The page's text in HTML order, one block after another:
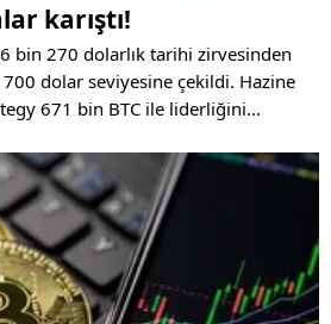
karıştı!
bin 270 dolarlık tarihi zirvesinden
dolar seviyesine çekildi. Hazine
671 bin BTC ile liderliğini